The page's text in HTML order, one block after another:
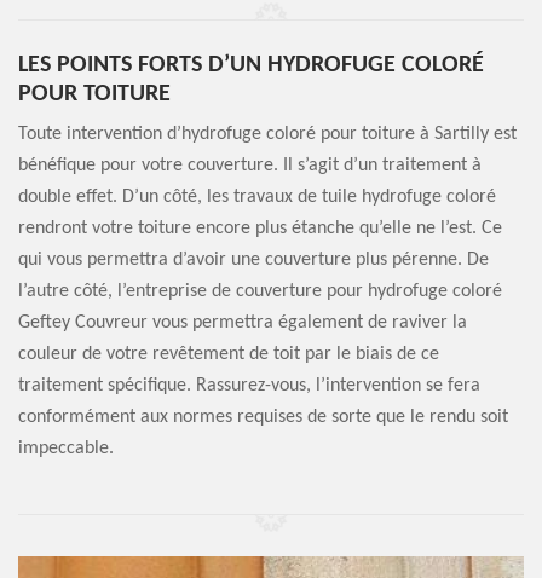
LES POINTS FORTS D’UN HYDROFUGE COLORÉ
POUR TOITURE
Toute intervention d’hydrofuge coloré pour toiture à Sartilly est
bénéfique pour votre couverture. Il s’agit d’un traitement à
double effet. D’un côté, les travaux de tuile hydrofuge coloré
rendront votre toiture encore plus étanche qu’elle ne l’est. Ce
qui vous permettra d’avoir une couverture plus pérenne. De
l’autre côté, l’entreprise de couverture pour hydrofuge coloré
Geftey Couvreur vous permettra également de raviver la
couleur de votre revêtement de toit par le biais de ce
traitement spécifique. Rassurez-vous, l’intervention se fera
conformément aux normes requises de sorte que le rendu soit
impeccable.